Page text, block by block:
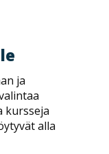
ja
kursseja
alla